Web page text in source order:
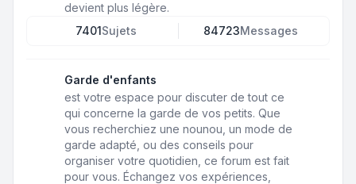
devient plus légère.
7401Sujets 84723Messages
Garde d'enfants
est votre espace pour discuter de tout ce
qui concerne la garde de vos petits. Que
vous recherchiez une nounou, un mode de
garde adapté, ou des conseils pour
organiser votre quotidien, ce forum est fait
pour vous. Échangez vos expériences,